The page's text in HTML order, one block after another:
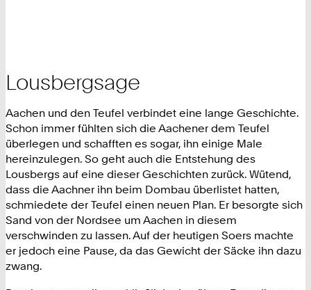
Lousbergsage
Aachen und den Teufel verbindet eine lange Geschichte.
Schon immer fühlten sich die Aachener dem Teufel
überlegen und schafften es sogar, ihn einige Male
hereinzulegen. So geht auch die Entstehung des
Lousbergs auf eine dieser Geschichten zurück. Wütend,
dass die Aachner ihn beim Dombau überlistet hatten,
schmiedete der Teufel einen neuen Plan. Er besorgte sich
Sand von der Nordsee um Aachen in diesem
verschwinden zu lassen. Auf der heutigen Soers machte
er jedoch eine Pause, da das Gewicht der Säcke ihn dazu
zwang.